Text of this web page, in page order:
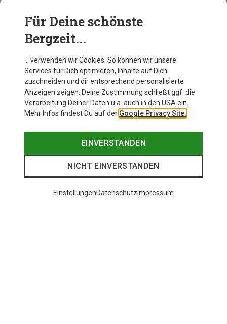
AUSRÜSTUNG
Für Deine schönste
Bergzeit...
… verwenden wir Cookies. So können wir unsere
Services für Dich optimieren, Inhalte auf Dich
zuschneiden und dir entsprechend personalisierte
Anzeigen zeigen. Deine Zustimmung schließt ggf. die
Verarbeitung Deiner Daten u.a. auch in den USA ein.
Mehr Infos findest Du auf der Google Privacy Site.
EINVERSTANDEN
NICHT EINVERSTANDEN
EinstellungenDatenschutz Impressum